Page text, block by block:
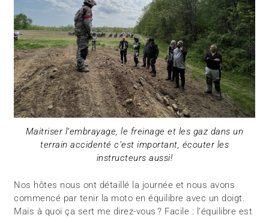
Maitriser l’embrayage, le freinage et les gaz dans un
terrain accidenté c’est important, écouter les
instructeurs aussi!
Nos hôtes nous ont détaillé la journée et nous avons
commencé par tenir la moto en équilibre avec un doigt.
Mais à quoi ça sert me direz-vous ? Facile : l’équilibre est